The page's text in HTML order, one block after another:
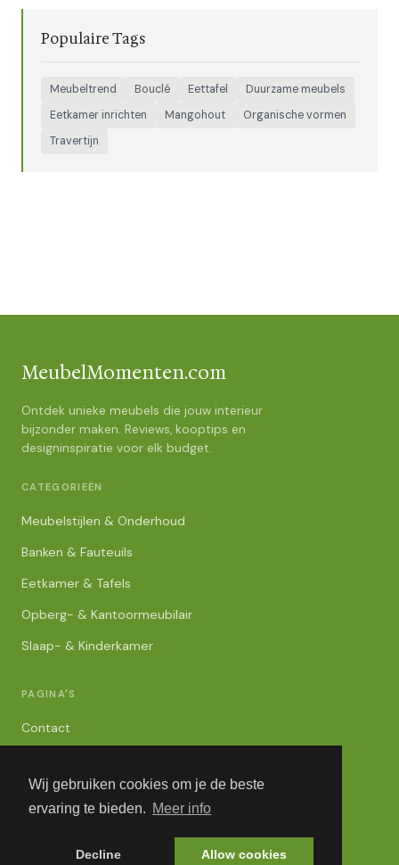
Wij gebruiken cookies om je de beste
ervaring te bieden. Meer info
Decline Allow cookies
Populaire Tags
Meubeltrend Bouclé Eettafel
Duurzame meubels
Eetkamer inrichten
Mangohout
Organische vormen
Travertijn
MeubelMomenten.com
Ontdek unieke meubels die jouw interieur
bijzonder maken. Reviews, kooptips en
designinspiratie voor elk budget.
CATEGORIEËN
Meubelstijlen & Onderhoud
Banken & Fauteuils
Eetkamer & Tafels
Opberg- & Kantoormeubilair
Slaap- & Kinderkamer
PAGINA'S
Contact
Algemene Voorwaarden
Adverteren